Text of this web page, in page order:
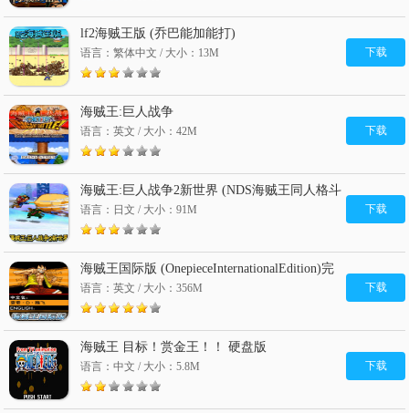
lf2海贼王版 (乔巴能加能打)
语言：繁体中文 / 大小：13M 下载
海贼王:巨人战争
语言：英文 / 大小：42M 下载
海贼王:巨人战争2新世界 (NDS海贼王同人格斗
游戏)
语言：日文 / 大小：91M 下载
海贼王国际版 (OnepieceInternationalEdition)完
整硬盘版
语言：英文 / 大小：356M 下载
海贼王 目标！赏金王！！ 硬盘版
语言：中文 / 大小：5.8M 下载